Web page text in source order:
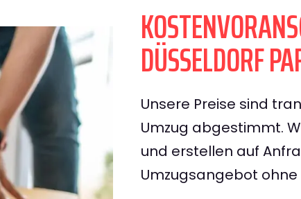
DÜSSELDORF
Unsere Preise sind
Umzug abgestimmt.
und erstellen auf
Umzugsangebot